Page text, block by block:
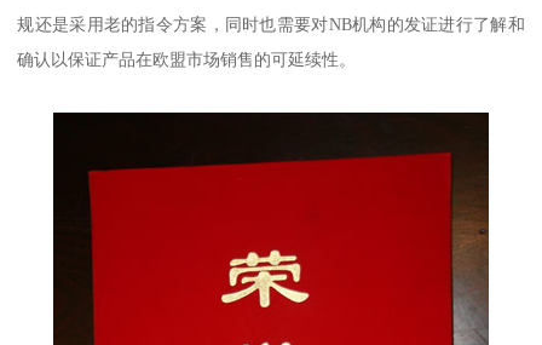
规还是采用老的指令方案，同时也需要对NB机构的发证进行了解和
确认以保证产品在欧盟市场销售的可延续性。